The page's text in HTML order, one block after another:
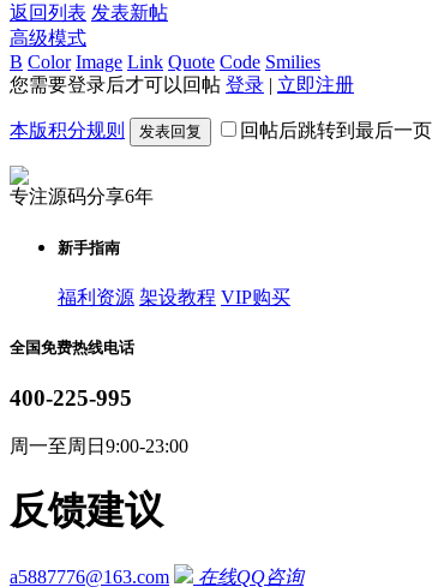
返回列表 发表新帖
高级模式
B Color Image Link Quote Code Smilies
您需要登录后才可以回帖 登录 | 立即注册
本版积分规则 发表回复 回帖后跳转到最后一页
专注源码分享6年
新手指南
福利资源 架设教程 VIP购买
全国免费热线电话
400-225-995
周一至周日9:00-23:00
反馈建议
a5887776@163.com 在线QQ咨询